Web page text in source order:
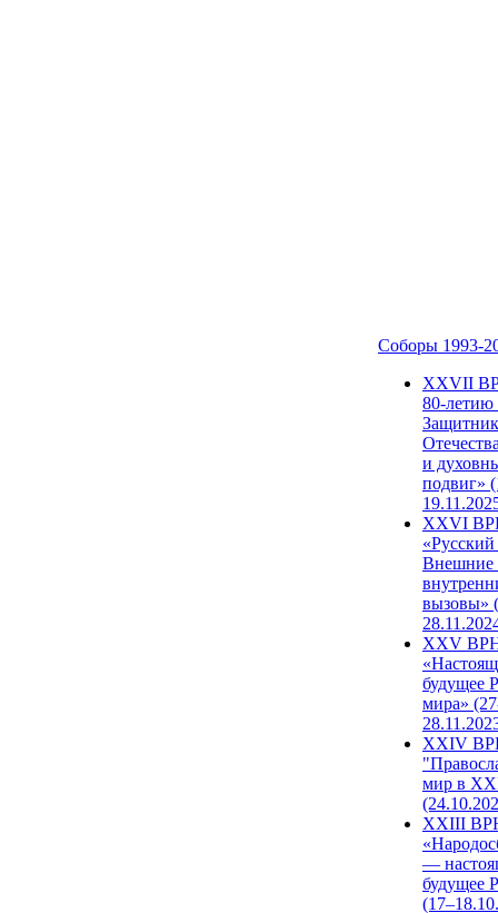
Соборы 1993-
ХХVII
80-
и
подвиг»
XXVI
Внешние
вызовы»
XXV
будущее
мира»
XXIV
мир в
XXIII
—
будущее